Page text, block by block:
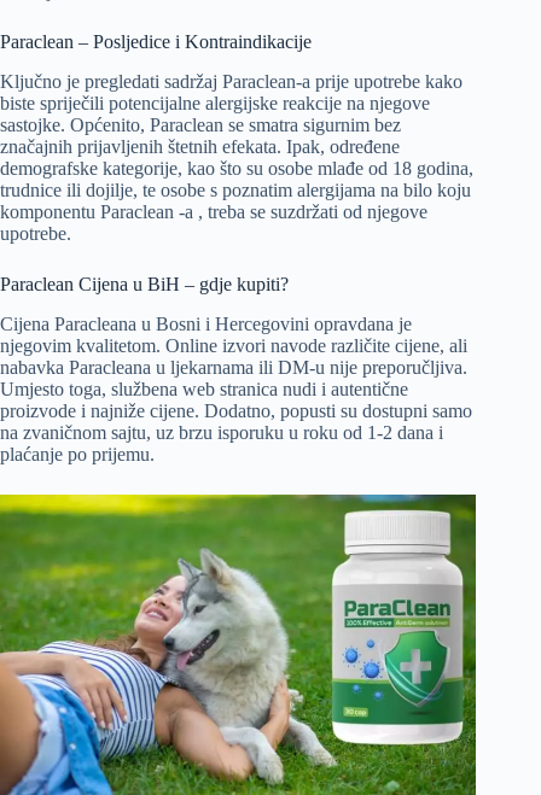
Paraclean – Posljedice i Kontraindikacije
Ključno je pregledati sadržaj Paraclean-a prije upotrebe kako
biste spriječili potencijalne alergijske reakcije na njegove
sastojke. Općenito, Paraclean se smatra sigurnim bez
značajnih prijavljenih štetnih efekata. Ipak, određene
demografske kategorije, kao što su osobe mlađe od 18 godina,
trudnice ili dojilje, te osobe s poznatim alergijama na bilo koju
komponentu Paraclean -a , treba se suzdržati od njegove
upotrebe.
Paraclean Cijena u BiH – gdje kupiti?
Cijena Paracleana u Bosni i Hercegovini opravdana je
njegovim kvalitetom. Online izvori navode različite cijene, ali
nabavka Paracleana u ljekarnama ili DM-u nije preporučljiva.
Umjesto toga, službena web stranica nudi i autentične
proizvode i najniže cijene. Dodatno, popusti su dostupni samo
na zvaničnom sajtu, uz brzu isporuku u roku od 1-2 dana i
plaćanje po prijemu.